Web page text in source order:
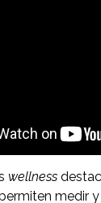
wellness
medir y